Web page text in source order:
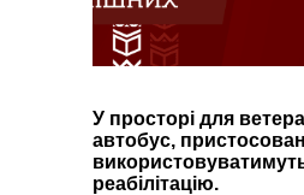
У просторі для
автобус,
реабілітацію.